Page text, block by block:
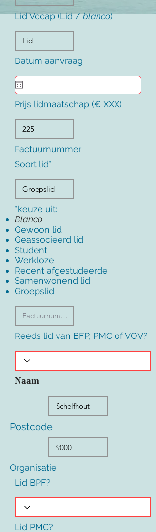
Lid Vocap (Lid /blanco)
Datum aanvraag
Prijs lidmaatschap (€ XXX)
Factuurnummer
Soort lid*
*keuze uit:
Blanco
Gewoon lid
Geassocieerd lid
Student
Werkloze
Recent afgestudeerde
Samenwonend lid
Groepslid
Reeds lid van BFP, PMC of VOV?
Naam
Postcode
Organisatie
Lid BPF?
Lid PMC?